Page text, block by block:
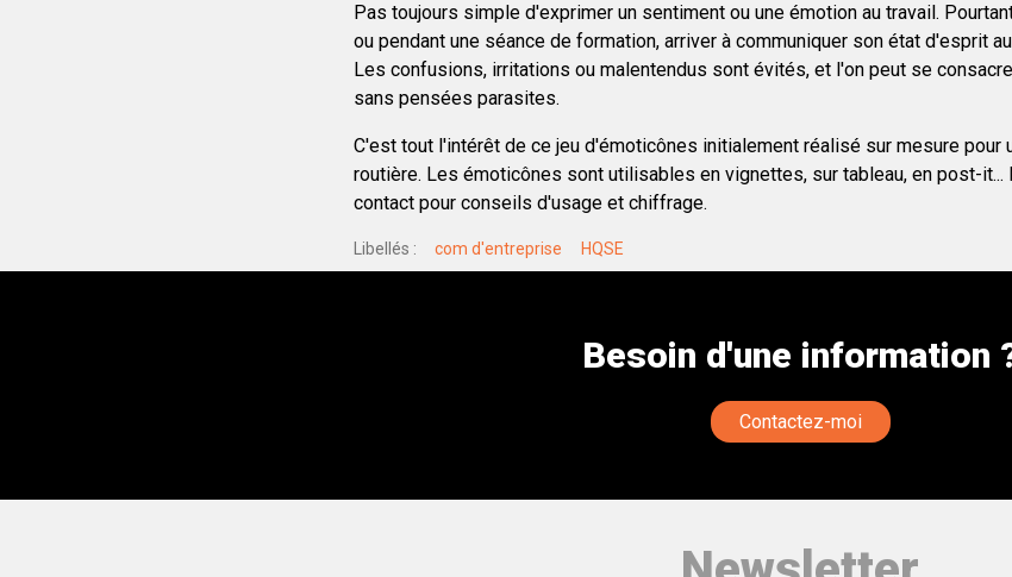
Pas toujours simple d'exprimer un sentiment ou une émotion au travail.
ou pendant une séance de formation, arriver à communiquer son état d'esprit
Les confusions, irritations ou malentendus sont évités, et l'on peut se
sans pensées parasites.
C'est tout l'intérêt de ce jeu d'émoticônes initialement réalisé sur mesure pour
routière. Les émoticônes sont utilisables en vignettes, sur tableau, en post-it...
contact pour conseils d'usage et chiffrage.
Libellés com d'entreprise HQSE
Besoin d'une information
Contactez-moi